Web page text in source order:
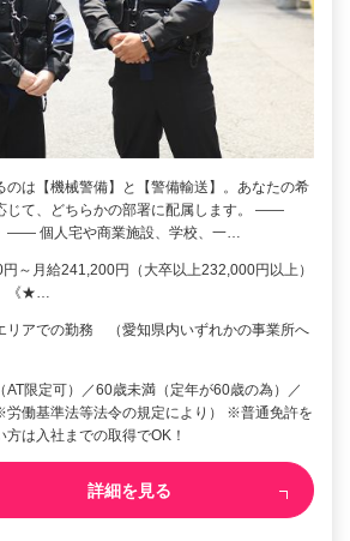
のは【機械警備】と【警備輸送】。あなたの希
じて、どちらかの部署に配属します。 ――
―― 個人宅や商業施設、学校、一…
～月給241,200円（大卒以上232,000円以上）
《★…
リアでの勤務 （愛知県内いずれかの事業所へ
AT限定可）／60歳未満（定年が60歳の為）／
働基準法等法令の規定により） ※普通免許を
方は入社までの取得でOK！
詳細を見る